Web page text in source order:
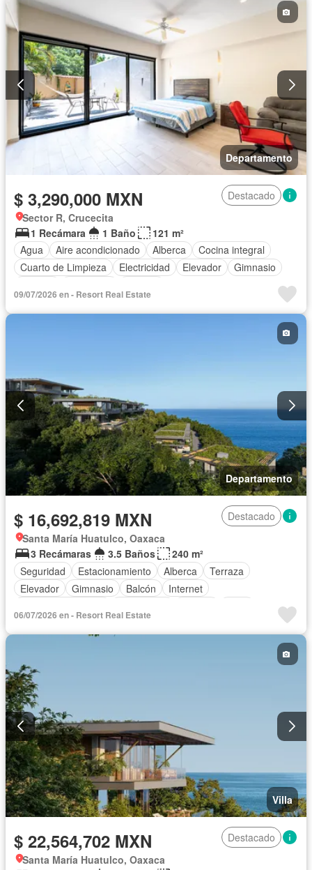
Departamento
$ 3,290,000 MXN
Destacado
Sector R, Crucecita
1 Recámara
1 Baño
121 m²
Agua
Aire acondicionado Alberca
Cocina integral
Cuarto de Limpieza
Electricidad Elevador
Gimnasio
Completamente amueblado
09/07/2026 en - Resort Real Estate
Departamento
$ 16,692,819 MXN
Destacado
Santa María Huatulco, Oaxaca
3 Recámaras
3.5 Baños
240 m²
Seguridad
Estacionamiento Alberca
Terraza
Elevador
Gimnasio Balcón
Internet
Zonas verdes
Recámara con closet
Caseta de vigilancia
Conserje Sin amueblar
06/07/2026 en - Resort Real Estate
Villa
$ 22,564,702 MXN
Destacado
Santa María Huatulco, Oaxaca